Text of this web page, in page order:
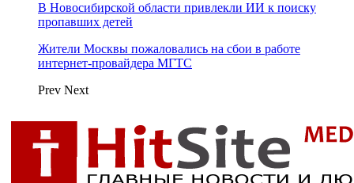
В Новосибирской области привлекли ИИ к поиску
пропавших детей
Жители Москвы пожаловались на сбои в работе
интернет-провайдера МГТС
Prev Next